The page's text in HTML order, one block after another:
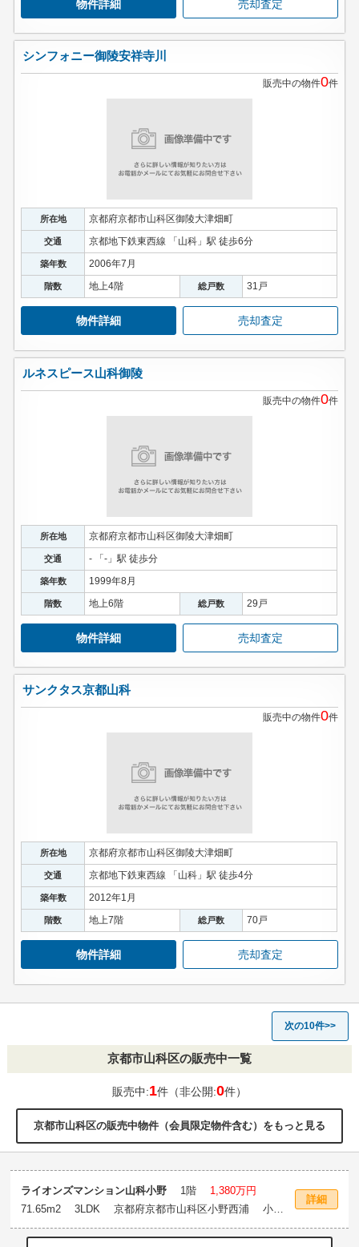
物件詳細 売却査定
シンフォニー御陵安祥寺川
販売中の物件0件
所在地 京都府京都市山科区御陵大津畑町
交通 京都地下鉄東西線 「山科」駅 徒歩6分
築年数 2006年7月
階数 地上4階 総戸数 31戸
物件詳細 売却査定
ルネスピース山科御陵
販売中の物件0件
所在地 京都府京都市山科区御陵大津畑町
交通 - 「-」駅 徒歩分
築年数 1999年8月
階数 地上6階 総戸数 29戸
物件詳細 売却査定
サンクタス京都山科
販売中の物件0件
所在地 京都府京都市山科区御陵大津畑町
交通 京都地下鉄東西線 「山科」駅 徒歩4分
築年数 2012年1月
階数 地上7階 総戸数 70戸
物件詳細 売却査定
次の10件>>
京都市山科区の販売中一覧
販売中:1件（非公開:0件）
京都市山科区の販売中物件（会員限定物件含む）をもっと見る
ライオンズマンション山科小野 1階 1,380万円
71.65m2 3LDK 京都府京都市山科区小野西浦 小野
駅徒歩5分
詳細